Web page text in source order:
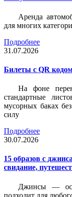
Аренда
для многих
Подробнее
31.07.2026
Билеты c QR
На фоне
стандартные
мусорных баках
силу
Подробнее
30.07.2026
15 образов с
свидание,
Джинсы —
подходит для